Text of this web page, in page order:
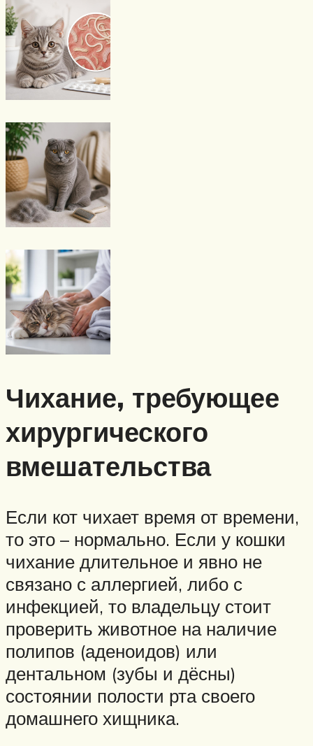
Чихание, требующее
хирургического
вмешательства
Если кот чихает время от времени,
то это – нормально. Если у кошки
чихание длительное и явно не
связано с аллергией, либо с
инфекцией, то владельцу стоит
проверить животное на наличие
полипов (аденоидов) или
дентальном (зубы и дёсны)
состоянии полости рта своего
домашнего хищника.